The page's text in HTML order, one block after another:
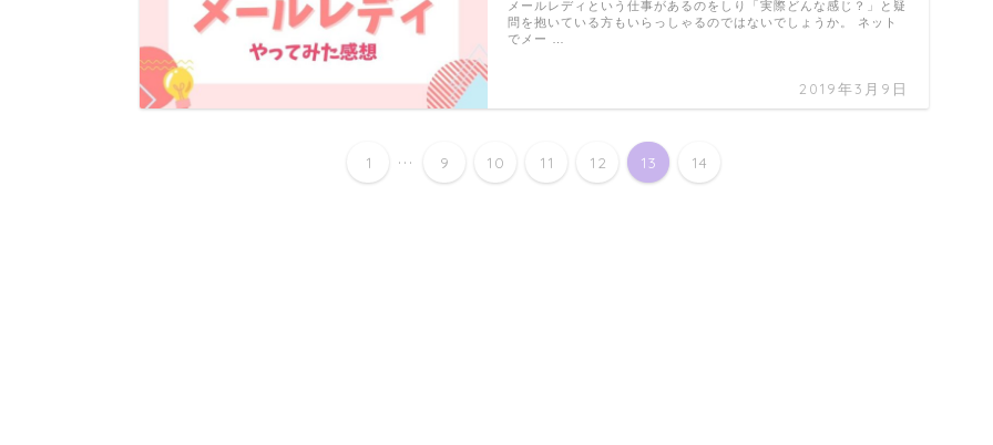
2019年3月9日
メールレディという仕事があるのをしり「実際どんな感じ？」と疑
問を抱いている方もいらっしゃるのではないでしょうか。 ネット
でメー …
1 ... 9 10 11 12 13 14